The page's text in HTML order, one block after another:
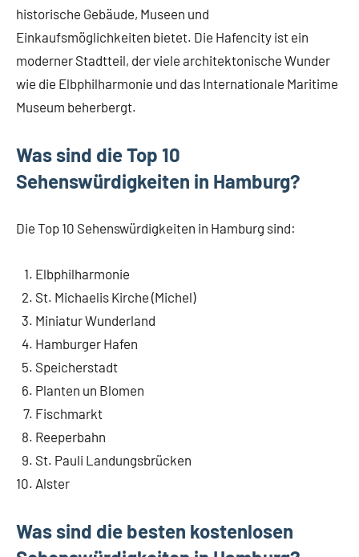
historische Gebäude, Museen und
Einkaufsmöglichkeiten bietet. Die Hafencity ist ein
moderner Stadtteil, der viele architektonische Wunder
wie die Elbphilharmonie und das Internationale Maritime
Museum beherbergt.
Was sind die Top 10
Sehenswürdigkeiten in Hamburg?
Die Top 10 Sehenswürdigkeiten in Hamburg sind:
Elbphilharmonie
St. Michaelis Kirche (Michel)
Miniatur Wunderland
Hamburger Hafen
Speicherstadt
Planten un Blomen
Fischmarkt
Reeperbahn
St. Pauli Landungsbrücken
Alster
Was sind die besten kostenlosen